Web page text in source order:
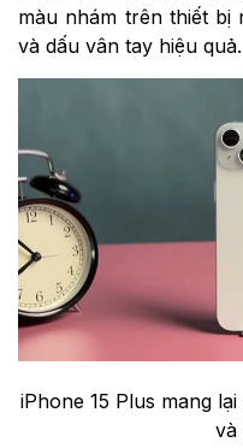
màu nhám trên thiết bị
và dấu vân tay hiệu quả.
iPhone 15 Plus mang
và